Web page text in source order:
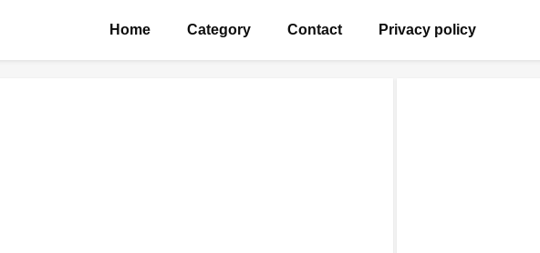
Home Category Contact Privacy policy